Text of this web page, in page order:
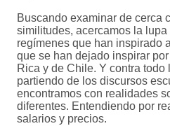
Buscando examinar de cerca
similitudes, acercamos la
regímenes que han inspirado
que se han dejado inspirar
Rica y de Chile. Y contra todo
partiendo de los discursos
encontramos con realidades
diferentes. Entendiendo por
salarios y precios.